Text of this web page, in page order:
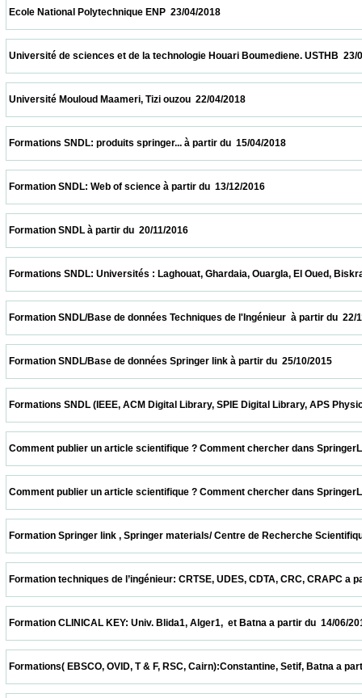
Ecole National Polytechnique ENP  23/04/2018
Université de sciences et de la technologie Houari Boumediene.
Université Mouloud Maameri, Tizi ouzou  22/04/2018
Formations SNDL: produits springer... à partir du  15/04/2018
Formation SNDL: Web of science à partir du  13/12/2016
Formation SNDL à partir du  20/11/2016
Formations SNDL: Universités : Laghouat, Ghardaia, Ouargla, El
Formation SNDL/Base de données Techniques de l'Ingénieur  à
Formation SNDL/Base de données Springer link à partir du  25/
Formations SNDL (IEEE, ACM Digital Library, SPIE Digital Library,
Comment publier un article scientifique ? Comment chercher dans
Comment publier un article scientifique ? Comment chercher dans
Formation Springer link , Springer materials/ Centre de Recherche
Formation techniques de l’ingénieur: CRTSE, UDES, CDTA, CRC,
Formation CLINICAL KEY: Univ. Blida1, Alger1,  et Batna a partir
Formations( EBSCO, OVID, T & F, RSC, Cairn):Constantine, Setif,